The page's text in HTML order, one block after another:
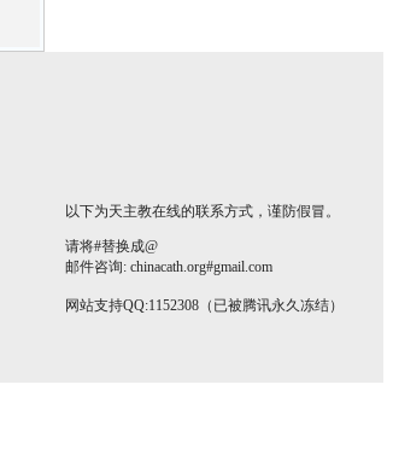
以下为天主教在线的联系方式，谨防假冒。
请将#替换成@
邮件咨询: chinacath.org#gmail.com
网站支持QQ:1152308（已被腾讯永久冻结）